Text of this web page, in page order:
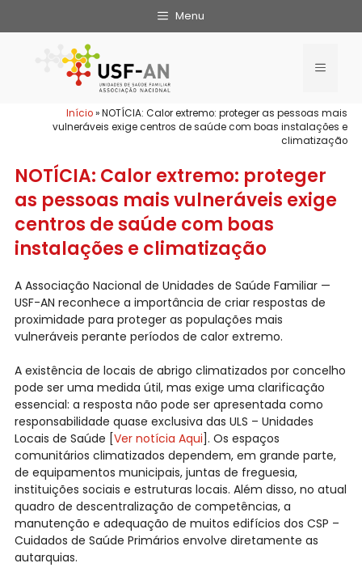
Menu
Início»NOTÍCIA: Calor extremo: proteger as pessoas mais
vulneráveis exige centros de saúde com boas instalações e
climatização
NOTÍCIA: Calor extremo: proteger
as pessoas mais vulneráveis exige
centros de saúde com boas
instalações e climatização
A Associação Nacional de Unidades de Saúde Familiar —
USF-AN reconhece a importância de criar respostas de
proximidade para proteger as populações mais
vulneráveis perante períodos de calor extremo.
A existência de locais de abrigo climatizados por concelho
pode ser uma medida útil, mas exige uma clarificação
essencial: a resposta não pode ser apresentada como
responsabilidade quase exclusiva das ULS – Unidades
Locais de Saúde [Ver notícia Aqui]. Os espaços
comunitários climatizados dependem, em grande parte,
de equipamentos municipais, juntas de freguesia,
instituições sociais e estruturas locais. Além disso, no atual
quadro de descentralização de competências, a
manutenção e adequação de muitos edifícios dos CSP –
Cuidados de Saúde Primários envolve diretamente as
autarquias.